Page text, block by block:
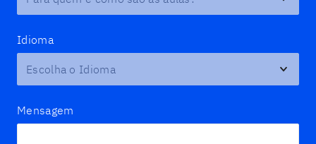
Idioma
Mensagem